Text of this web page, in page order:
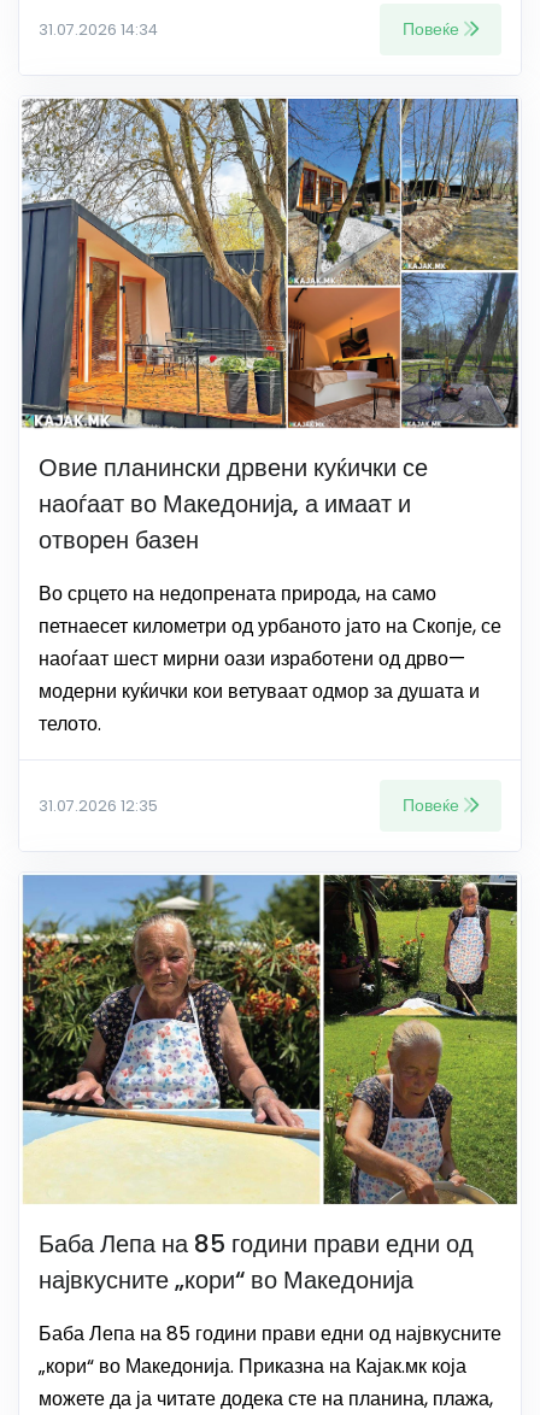
31.07.2026 14:34 Повеќе
Овие планински дрвени куќички се
наоѓаат во Македонија, а имаат и
отворен базен
Во срцето на недопрената природа, на само
петнаесет километри од урбаното јато на Скопје, се
наоѓаат шест мирни оази изработени од дрво—
модерни куќички кои ветуваат одмор за душата и
телото.
31.07.2026 12:35 Повеќе
Баба Лепа на 85 години прави едни од
највкусните „кори“ во Македонија
Баба Лепа на 85 години прави едни од највкусните
„кори“ во Македонија. Приказна на Кајак.мк која
можете да ја читате додека сте на планина, плажа,